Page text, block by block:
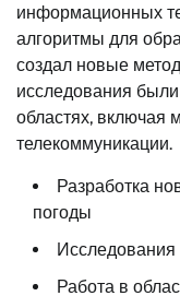
информационных
алгоритмы для
создал новые
исследования
областях, включая
телекоммуникации.
Разработка
погоды
Исследования
Работа в